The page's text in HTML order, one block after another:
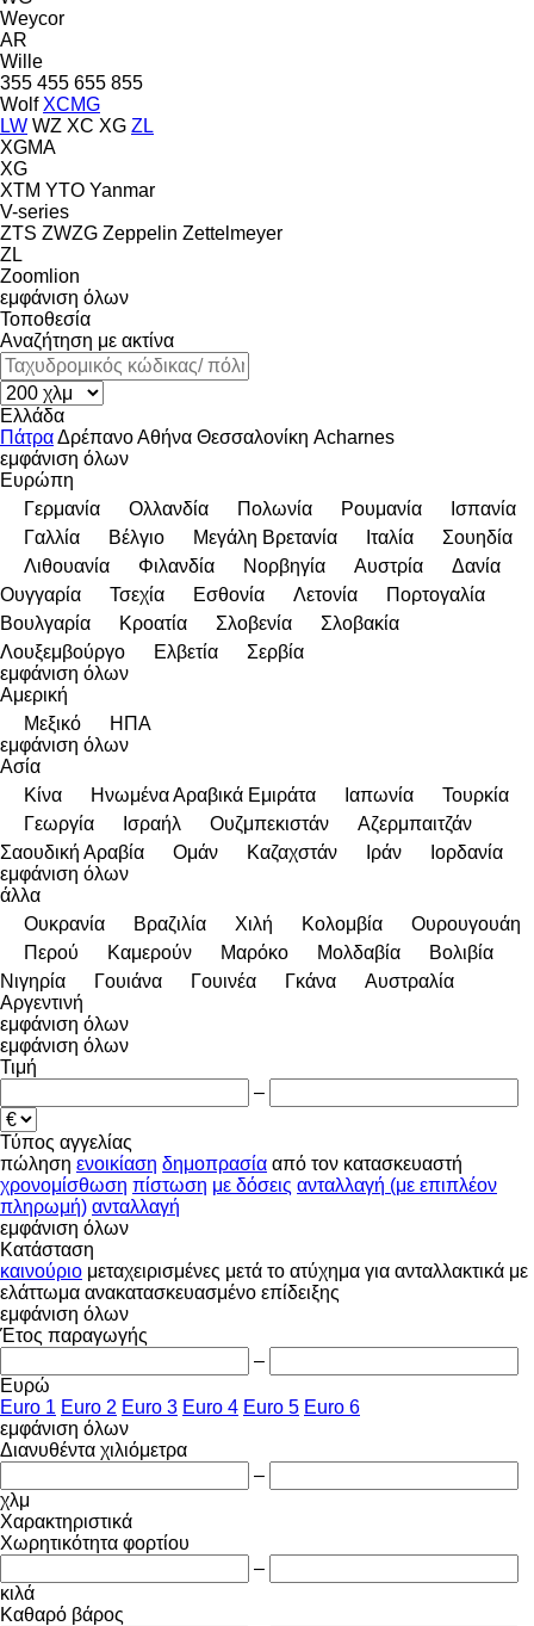
Weycor
AR
Wille
355 455 655 855
Wolf XCMG
LW WZ XC XG ZL
XGMA
XG
XTM YTO Yanmar
V-series
ZTS ZWZG Zeppelin Zettelmeyer
ZL
Zoomlion
εμφάνιση όλων
Τοποθεσία
Αναζήτηση με ακτίνα
Ελλάδα
ΠάτραΔρέπανοΑθήνα Θεσσαλονίκη Acharnes
εμφάνιση όλων
Ευρώπη
Γερμανία
Ολλανδία Πολωνία Ρουμανία
Ισπανία
Γαλλία
Βέλγιο Μεγάλη Βρετανία Ιταλία
Σουηδία
Λιθουανία
Φιλανδία Νορβηγία Αυστρία
Δανία
Ουγγαρία
Τσεχία Εσθονία Λετονία
Πορτογαλία
Βουλγαρία
Κροατία Σλοβενία
Σλοβακία
Λουξεμβούργο
Ελβετία
Σερβία
εμφάνιση όλων
Αμερική
Μεξικό
ΗΠΑ
εμφάνιση όλων
Ασία
Κίνα
Hνωμένα Αραβικά Εμιράτα Ιαπωνία
Τουρκία
Γεωργία
Ισραήλ Ουζμπεκιστάν
Αζερμπαιτζάν
Σαουδική Αραβία
Ομάν Καζαχστάν Ιράν
Ιορδανία
εμφάνιση όλων
άλλα
Ουκρανία
Βραζιλία Χιλή Κολομβία
Ουρουγουάη
Περού
Καμερούν Μαρόκο Μολδαβία
Βολιβία
Νιγηρία
Γουιάνα Γουινέα Γκάνα
Αυστραλία
Αργεντινή
εμφάνιση όλων
εμφάνιση όλων
Τιμή
–
Τύπος αγγελίας
πώληση ενοικίαση δημοπρασία από τον κατασκευαστή
χρονομίσθωση πίστωση με δόσεις ανταλλαγή (με επιπλέον
πληρωμή) ανταλλαγή
εμφάνιση όλων
Κατάσταση
καινούριο μεταχειρισμένες μετά το ατύχημα για ανταλλακτικά με
ελάττωμα ανακατασκευασμένο επίδειξης
εμφάνιση όλων
Έτος παραγωγής
–
Ευρώ
Euro 1 Euro 2 Euro 3 Euro 4 Euro 5 Euro 6
εμφάνιση όλων
Διανυθέντα χιλιόμετρα
–
χλμ
Χαρακτηριστικά
Χωρητικότητα φορτίου
–
κιλά
Καθαρό βάρος